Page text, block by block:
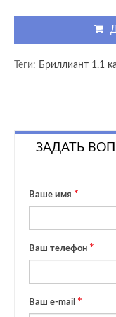
Теги: Бриллиант 1.1
ЗАДАТЬ
Ваше имя
Ваш телефон
Ваш e-mail